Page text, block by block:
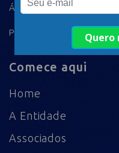
ÁREA DO ASSOCIADO
POLÍTICA DE PRIVACIDADE
Comece aqui
Home
A Entidade
Associados